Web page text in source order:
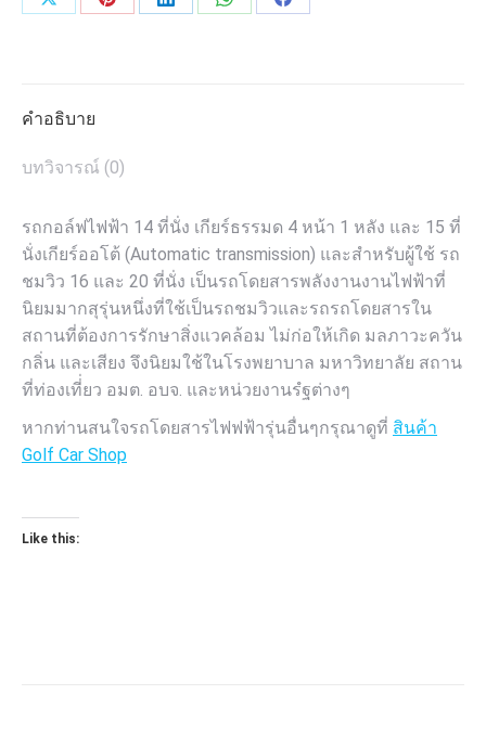
Share
Share
Share
Share
Share
คำอธิบาย
บทวิจารณ์ (0)
รถกอล์ฟไฟฟ้า 14 ที่นั่ง เกียร์ธรรมด 4 หน้า 1 หลัง และ 15 ที่
นั่งเกียร์ออโต้ (Automatic transmission) และสำหรับผู้ใช้ รถ
ชมวิว 16 และ 20 ที่นั่ง เป็นรถโดยสารพลังงานงานไฟฟ้าที่
นิยมมากสุรุ่นหนึ่งที่ใช้เป็นรถชมวิวและรถรถโดยสารใน
สถานที่ต้องการรักษาสิ่งแวคล้อม ไม่ก่อให้เกิด มลภาวะควัน
กลิ่น และเสียง จึงนิยมใช้ในโรงพยาบาล มหาวิทยาลัย สถาน
ที่ท่องเที่่ยว อมต. อบจ. และหน่วยงานรํฐต่างๆ
หากท่านสนใจรถโดยสารไฟฟฟ้ารุ่นอื่นๆกรุณาดูที่ สินค้า
Golf Car Shop
Like this: